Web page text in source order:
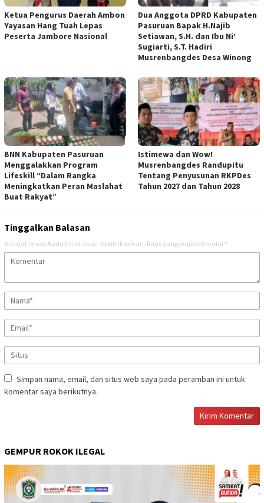
Ketua Pengurus Daerah Ambon
Yayasan Hang Tuah Lepas
Peserta Jambore Nasional
Dua Anggota DPRD Kabupaten
Pasuruan Bapak H.Najib
Setiawan, S.H. dan Ibu Ni’
Sugiarti, S.T. Hadiri
Musrenbangdes Desa Winong
BNN Kabupaten Pasuruan
Menggalakkan Program
Lifeskill “Dalam Rangka
Meningkatkan Peran Maslahat
Buat Rakyat”
Istimewa dan Wow!
Musrenbangdes Randupitu
Tentang Penyusunan RKPDes
Tahun 2027 dan Tahun 2028
Tinggalkan Balasan
Alamat email Anda tidak akan dipublikasikan. Ruas yang wajib ditandai *
Simpan nama, email, dan situs web saya pada peramban ini untuk
komentar saya berikutnya.
GEMPUR ROKOK ILEGAL